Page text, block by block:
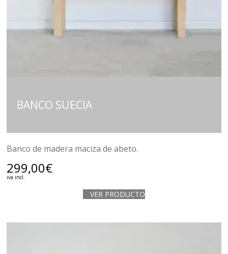
BANCO SUECIA
Banco de madera maciza de abeto.
299,00€
iva incl.
VER PRODUCTO